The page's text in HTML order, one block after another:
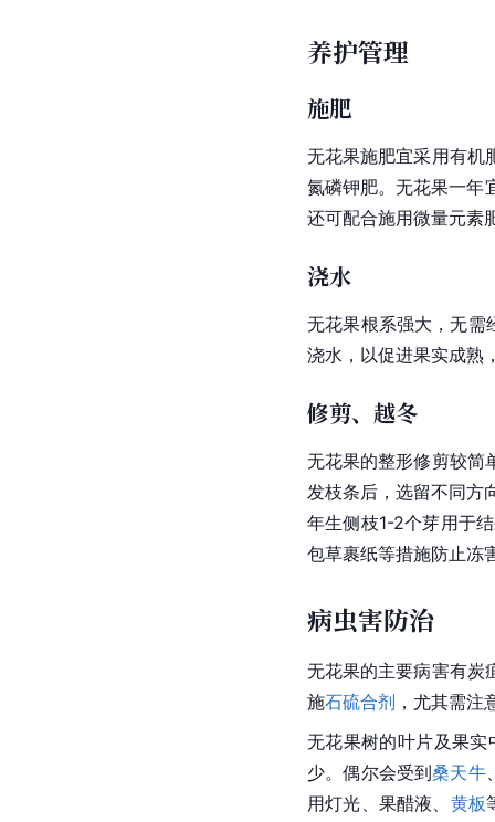
养护管理
施肥
无花果施肥宜采用有机
氮磷钾肥。无花果一年
还可配合施用微量元素
浇水
无花果根系强大，无需
浇水，以促进果实成熟
修剪、越冬
无花果的整形修剪较简
发枝条后，选留不同方
年生侧枝1-2个芽用于
包草裹纸等措施防止冻
病虫害防治
无花果的主要病害有炭
施石硫合剂 ，尤其需注
无花果树的叶片及果实
少。偶尔会受到桑天牛
用灯光、果醋液、 黄板